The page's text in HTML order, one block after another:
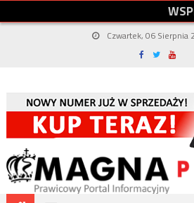
WSP
Czwartek, 06 Sierpnia